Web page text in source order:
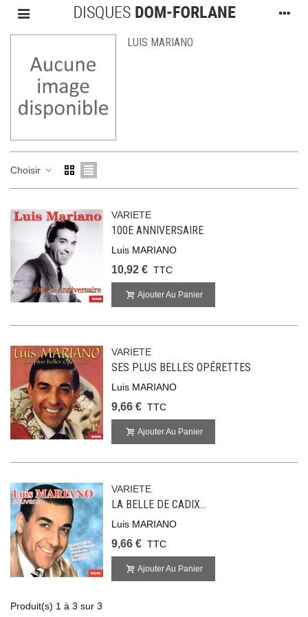
LUIS MARIANO
Choisir
VARIETE
100E ANNIVERSAIRE
Luis MARIANO
10,92 € TTC
Ajouter Au Panier
VARIETE
SES PLUS BELLES OPÉRETTES
Luis MARIANO
9,66 € TTC
Ajouter Au Panier
VARIETE
LA BELLE DE CADIX...
Luis MARIANO
9,66 € TTC
Ajouter Au Panier
Produit(s) 1 à 3 sur 3